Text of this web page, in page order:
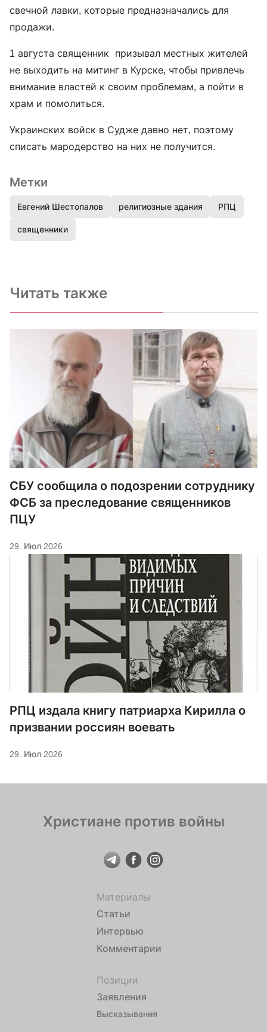
свечной лавки, которые предназначались для
продажи.
1 августа священник призывал местных жителей
не выходить на митинг в Курске, чтобы привлечь
внимание властей к своим проблемам, а пойти в
храм и помолиться.
Украинских войск в Судже давно нет, поэтому
списать мародерство на них не получится.
Метки
Евгений Шестопалов религиозные здания РПЦ
священники
Читать также
СБУ сообщила о подозрении сотруднику
ФСБ за преследование священников
ПЦУ
29. Июл 2026
РПЦ издала книгу патриарха Кирилла о
призвании россиян воевать
29. Июл 2026
Христиане против войны
Материалы
Статьи
Интервью
Комментарии
Позиции
Заявления
Высказывания